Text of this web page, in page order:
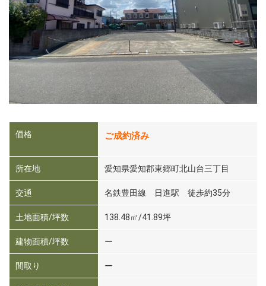
価格 ご成約済み
所在地 愛知県愛知郡東郷町北山台三丁目
交通 名鉄豊田線 日進駅 徒歩約35分
土地面積/坪数 138.48㎡/41.89坪
建物面積/坪数 ー
間取り ー